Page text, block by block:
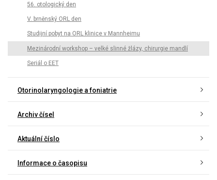
56. otologický den
V. brněnský ORL den
Studijní pobyt na ORL klinice v Mannheimu
Mezinárodní workshop – velké slinné žlázy, chirurgie mandlí
Seriál o EET
Otorinolaryngologie a foniatrie
Archiv čísel
Aktuální číslo
Informace o časopisu